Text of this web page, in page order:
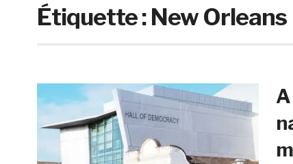
Étiquette :New Orleans